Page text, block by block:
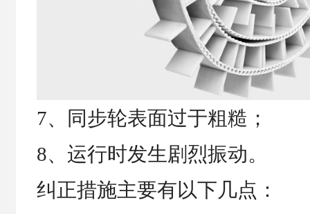
7、同步轮表面过于粗糙；
8、运行时发生剧烈振动。
纠正措施主要有以下几点：